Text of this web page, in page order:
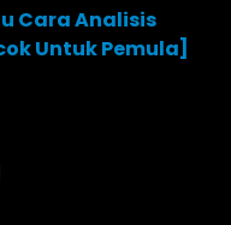
Cara Analisis
Untuk Pemula]